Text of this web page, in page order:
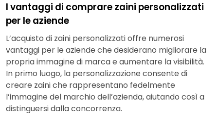
I vantaggi di comprare zaini personalizzati
per le aziende
L’acquisto di zaini personalizzati offre numerosi
vantaggi per le aziende che desiderano migliorare la
propria immagine di marca e aumentare la visibilità.
In primo luogo, la personalizzazione consente di
creare zaini che rappresentano fedelmente
l’immagine del marchio dell’azienda, aiutando così a
distinguersi dalla concorrenza.